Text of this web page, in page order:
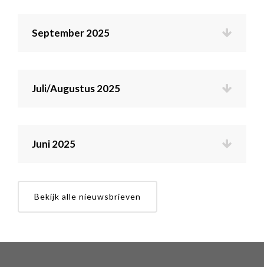
September 2025
Juli/Augustus 2025
Juni 2025
Bekijk alle nieuwsbrieven